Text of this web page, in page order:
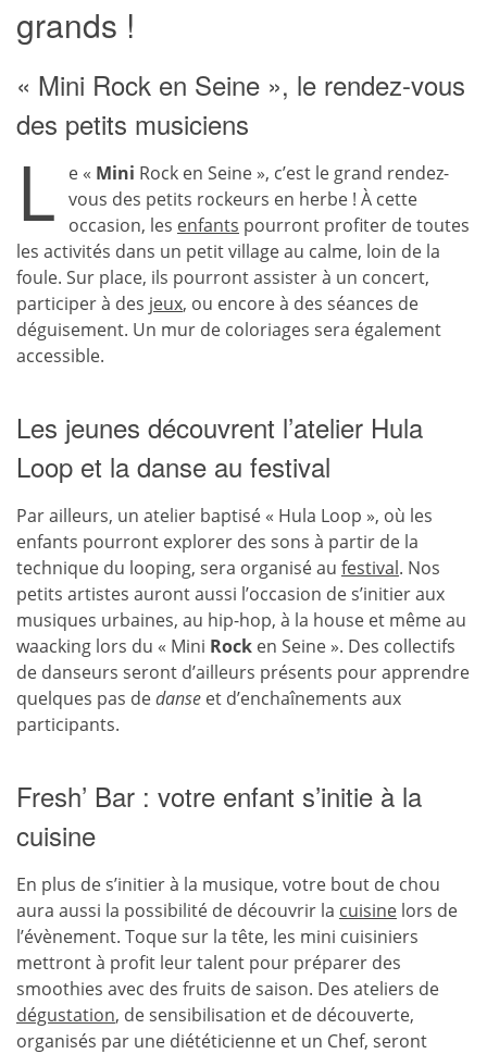
grands !
« Mini Rock en Seine », le rendez-vous
des petits musiciens
L e « Mini Rock en Seine », c’est le grand rendez-
vous des petits rockeurs en herbe ! À cette
occasion, les enfants pourront profiter de toutes
les activités dans un petit village au calme, loin de la
foule. Sur place, ils pourront assister à un concert,
participer à des jeux, ou encore à des séances de
déguisement. Un mur de coloriages sera également
accessible.
Les jeunes découvrent l’atelier Hula
Loop et la danse au festival
Par ailleurs, un atelier baptisé « Hula Loop », où les
enfants pourront explorer des sons à partir de la
technique du looping, sera organisé au festival. Nos
petits artistes auront aussi l’occasion de s’initier aux
musiques urbaines, au hip-hop, à la house et même au
waacking lors du « Mini Rock en Seine ». Des collectifs
de danseurs seront d’ailleurs présents pour apprendre
quelques pas dedanse et d’enchaînements aux
participants.
Fresh’ Bar : votre enfant s’initie à la
cuisine
En plus de s’initier à la musique, votre bout de chou
aura aussi la possibilité de découvrir la cuisine lors de
l’évènement. Toque sur la tête, les mini cuisiniers
mettront à profit leur talent pour préparer des
smoothies avec des fruits de saison. Des ateliers de
dégustation, de sensibilisation et de découverte,
organisés par une diététicienne et un Chef, seront